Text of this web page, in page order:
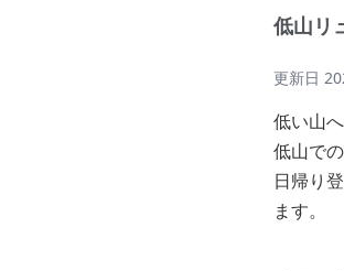
低山リ
更新日
低い山
低山で
日帰り
ます。